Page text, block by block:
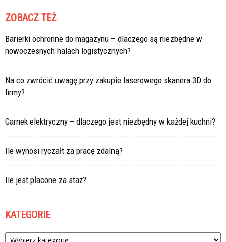
ZOBACZ TEŻ
Barierki ochronne do magazynu – dlaczego są niezbędne w
nowoczesnych halach logistycznych?
Na co zwrócić uwagę przy zakupie laserowego skanera 3D do
firmy?
Garnek elektryczny – dlaczego jest niezbędny w każdej kuchni?
Ile wynosi ryczałt za pracę zdalną?
Ile jest płacone za staż?
KATEGORIE
Kategorie